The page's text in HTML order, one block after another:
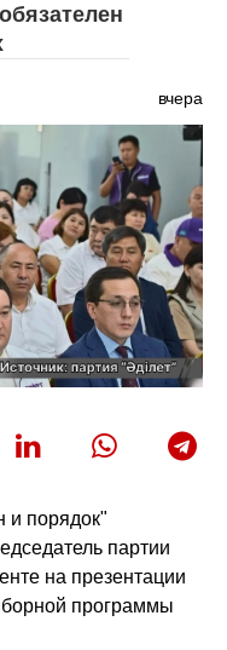
вчера
и порядок"
партии
на презентации
программы